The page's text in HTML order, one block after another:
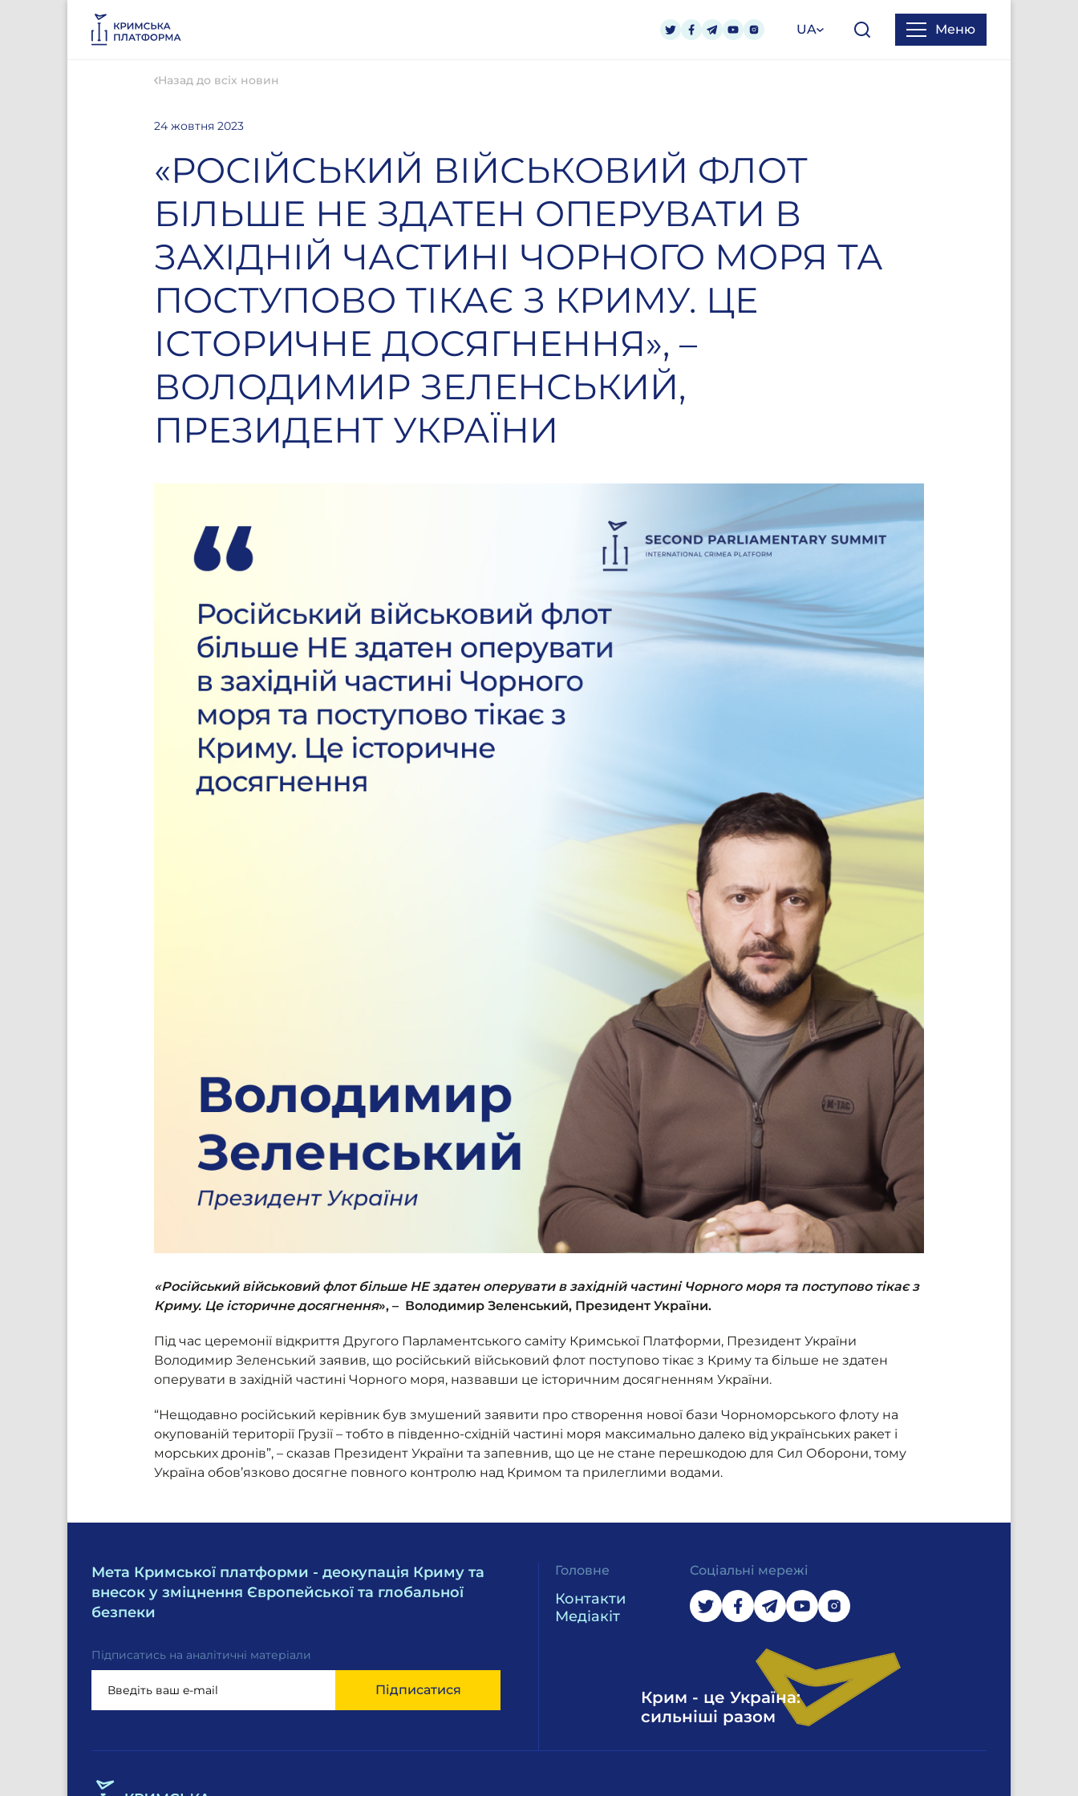
UA Меню
Назад до всіх новин
24 жовтня 2023
«РОСІЙСЬКИЙ ВІЙСЬКОВИЙ ФЛОТ
БІЛЬШЕ НЕ ЗДАТЕН ОПЕРУВАТИ В
ЗАХІДНІЙ ЧАСТИНІ ЧОРНОГО МОРЯ ТА
ПОСТУПОВО ТІКАЄ З КРИМУ. ЦЕ
ІСТОРИЧНЕ ДОСЯГНЕННЯ»‎, –
ВОЛОДИМИР ЗЕЛЕНСЬКИЙ,
ПРЕЗИДЕНТ УКРАЇНИ
«Російський військовий флот більше НЕ здатен оперувати в західній частині Чорного моря та поступово тікає з
Криму. Це історичне досягнення»‎, – Володимир Зеленський, Президент України.
Під час церемонії відкриття Другого Парламентського саміту Кримської Платформи, Президент України
Володимир Зеленський заявив, що російський військовий флот поступово тікає з Криму та більше не здатен
оперувати в західній частині Чорного моря, назвавши це історичним досягненням України.
“Нещодавно російський керівник був змушений заявити про створення нової бази Чорноморського флоту на
окупованій території Грузії – тобто в південно-східній частині моря максимально далеко від українських ракет і
морських дронів”, – сказав Президент України та запевнив, що це не стане перешкодою для Сил Оборони, тому
Україна обов’язково досягне повного контролю над Кримом та прилеглими водами.
Мета Кримської платформи - деокупація Криму та
внесок у зміцнення Європейської та глобальної
безпеки
Підписатись на аналітичні матеріали
Підписатися
Головне
Контакти
Медіакіт
Соціальні мережі
Крим - це Україна:
сильніші разом